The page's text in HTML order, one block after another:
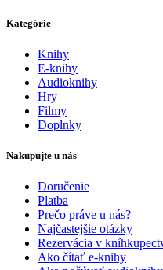
Kategórie
Knihy
E-knihy
Audioknihy
Hry
Filmy
Doplnky
Nakupujte u nás
Doručenie
Platba
Prečo práve u nás?
Najčastejšie otázky
Rezervácia v
Ako čítať e-knihy